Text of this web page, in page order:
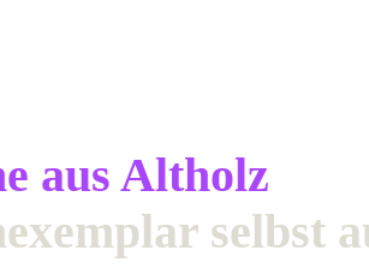
aus Altholz
selbst